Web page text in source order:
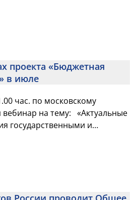
проекта «Бюджетная
в июле
час. по московскому
вебинар на тему: «Актуальные
государственными и